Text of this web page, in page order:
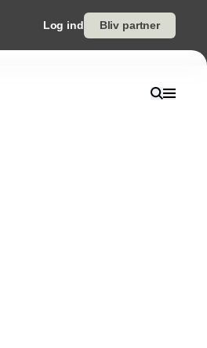
Log ind Bliv partner